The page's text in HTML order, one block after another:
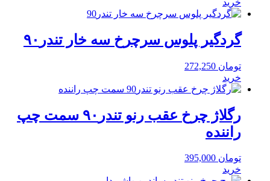
گردگیر پلوس سرچرخ سه خار تندر۹۰
تومان
خرید
رگلاژ چرخ عقب رنو تندر۹۰ سمت چپ
راننده
تومان
خرید